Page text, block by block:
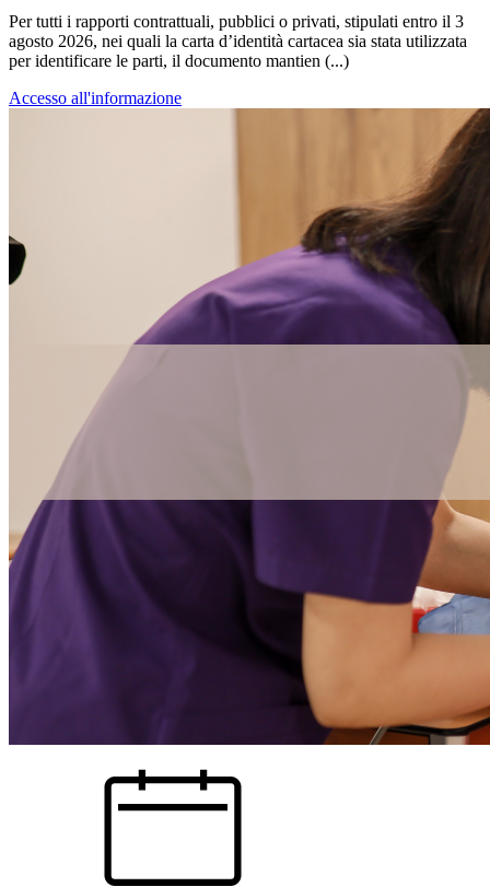
Per tutti i rapporti contrattuali, pubblici o privati, stipulati entro il 3
agosto 2026, nei quali la carta d’identità cartacea sia stata utilizzata
per identificare le parti, il documento mantien (...)
Accesso all'informazione